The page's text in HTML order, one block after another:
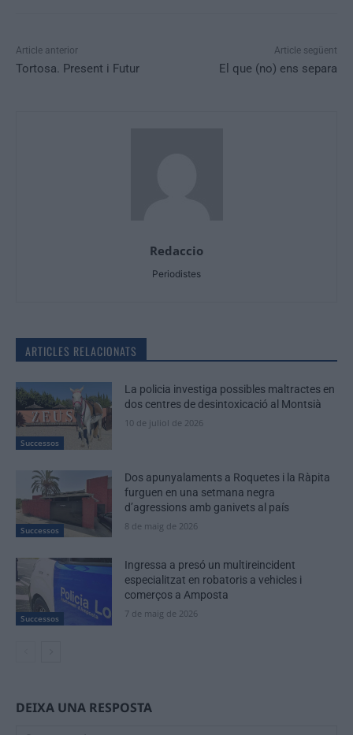
Article anterior
Tortosa. Present i Futur
Article següent
El que (no) ens separa
Redaccio
Periodistes
ARTICLES RELACIONATS
Successos
La policia investiga possibles maltractes en
dos centres de desintoxicació al Montsià
10 de juliol de 2026
Successos
Dos apunyalaments a Roquetes i la Ràpita
furguen en una setmana negra
d’agressions amb ganivets al país
8 de maig de 2026
Successos
Ingressa a presó un multireincident
especialitzat en robatoris a vehicles i
comerços a Amposta
7 de maig de 2026
DEIXA UNA RESPOSTA